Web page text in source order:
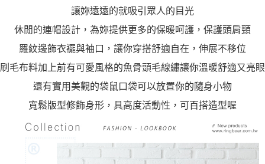
讓妳遠遠的就吸引眾人的目光
休閒的連帽設計，為妳提供更多的保暖呵護，保護頭肩頸
羅紋邊飾衣襬與袖口，讓你穿搭舒適自在，伸展不移位
刷毛布料加上前有可愛風格的魚骨頭毛線繡讓你溫暖舒適又亮眼
還有實用美觀的袋鼠口袋可以放置你的隨身小物
寬鬆版型修飾身形，具高度活動性，可百搭造型喔